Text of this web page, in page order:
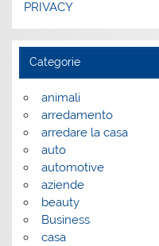
PRIVACY
Categorie
animali
arredamento
arredare la casa
auto
automotive
aziende
beauty
Business
casa